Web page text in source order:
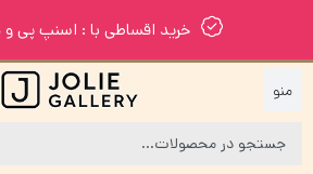
خرید اقساطی با : اسنپ پی